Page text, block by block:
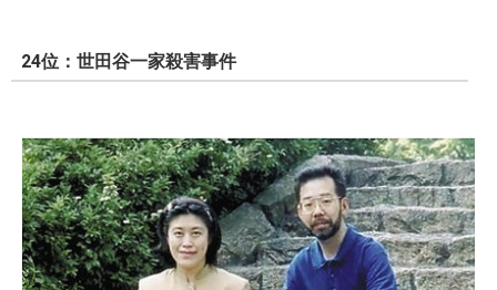
24位：世田谷一家殺害事件